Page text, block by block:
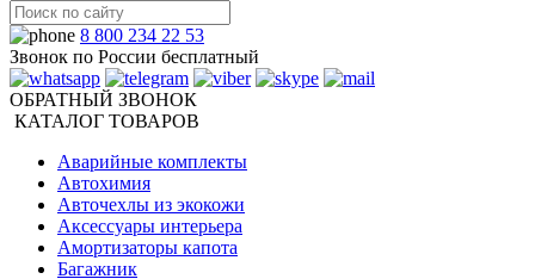
8 800 234 22 53
Звонок по России бесплатный
ОБРАТНЫЙ ЗВОНОК
КАТАЛОГ ТОВАРОВ
Аварийные комплекты
Автохимия
Авточехлы из экокожи
Аксессуары интерьера
Амортизаторы капота
Багажник